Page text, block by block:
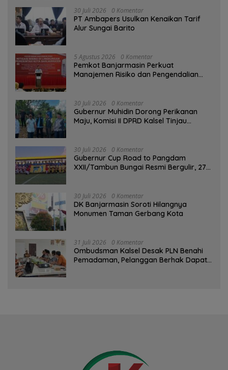
30 Juli 2026 0 Komentar
PT Ambapers Usulkan Kenaikan Tarif
Alur Sungai Barito
5 Agustus 2026 0 Komentar
Pemkot Banjarmasin Perkuat
Manajemen Risiko dan Pengendalian
30 Juli 2026 0 Komentar
Gubernur Muhidin Dorong Perikanan
Maju, Komisi II DPRD Kalsel Tinjau
30 Juli 2026 0 Komentar
Gubernur Cup Road to Pangdam
XXII/Tambun Bungai Resmi Bergulir, 27
30 Juli 2026 0 Komentar
DK Banjarmasin Soroti Hilangnya
Monumen Taman Gerbang Kota
31 Juli 2026 0 Komentar
Ombudsman Kalsel Desak PLN Benahi
Pemadaman, Pelanggan Berhak Dapat